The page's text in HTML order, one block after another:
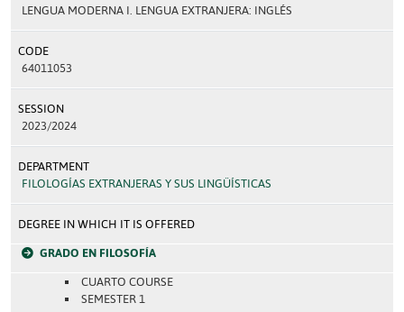
LENGUA MODERNA I. LENGUA EXTRANJERA: INGLÉS
CODE
64011053
SESSION
2023/2024
DEPARTMENT
FILOLOGÍAS EXTRANJERAS Y SUS LINGÜÍSTICAS
DEGREE IN WHICH IT IS OFFERED
GRADO EN FILOSOFÍA
CUARTO COURSE
SEMESTER 1